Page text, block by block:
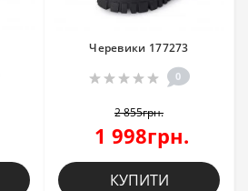
Черевики 177273
0
2 855грн.
1 998грн.
КУПИТИ